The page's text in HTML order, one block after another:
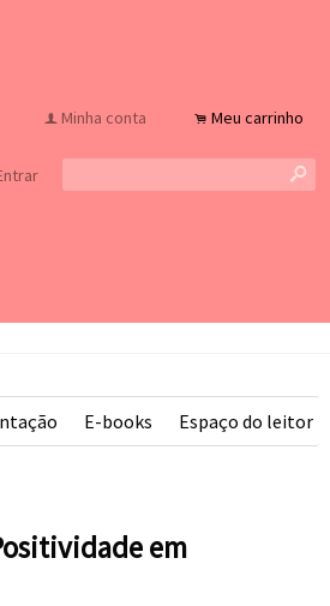
f Minha conta . Meu carrinho
s
E-books Espaço do leitor
em